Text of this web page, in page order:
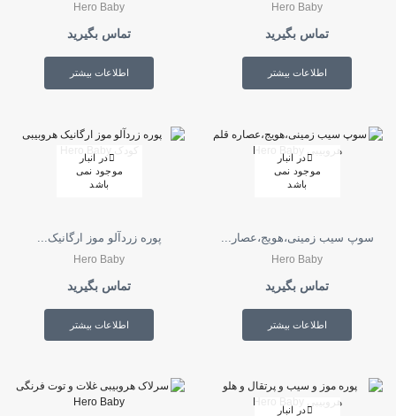
Hero Baby
تماس بگیرید
اطلاعات بیشتر
Hero Baby
تماس بگیرید
اطلاعات بیشتر
در انبار
موجود نمی
باشد
سوپ سیب زمینی،هویج،عصار...
Hero Baby
تماس بگیرید
اطلاعات بیشتر
در انبار
موجود نمی
باشد
پوره زردآلو موز ارگانیک...
Hero Baby
تماس بگیرید
اطلاعات بیشتر
در انبار